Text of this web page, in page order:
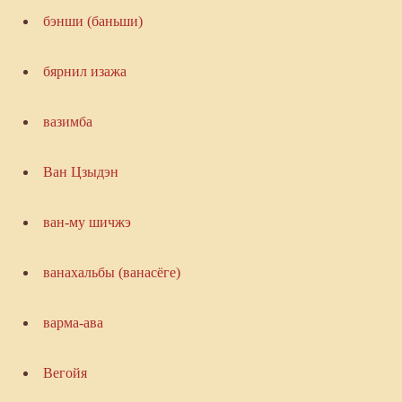
бэнши (баньши)
бярнил изажа
вазимба
Ван Цзыдэн
ван-му шичжэ
ванахальбы (ванасёге)
варма-ава
Вегойя